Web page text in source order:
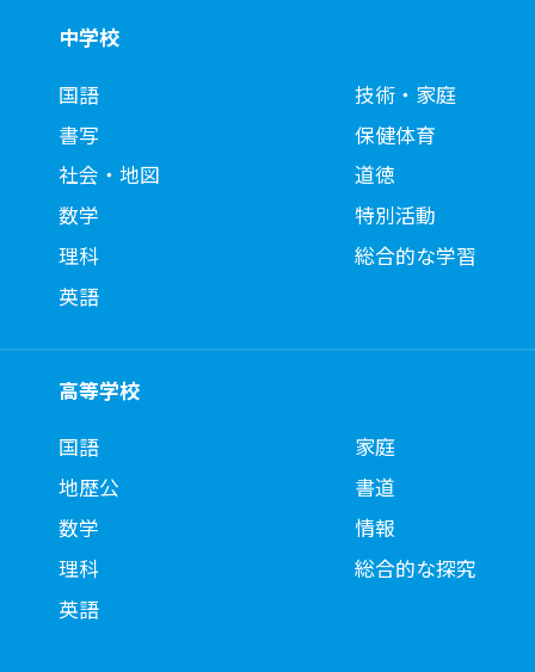
中学校
国語
書写
社会・地図
数学
理科
英語
技術・家庭
保健体育
道徳
特別活動
総合的な学習
高等学校
国語
地歴公
数学
理科
英語
家庭
書道
情報
総合的な探究